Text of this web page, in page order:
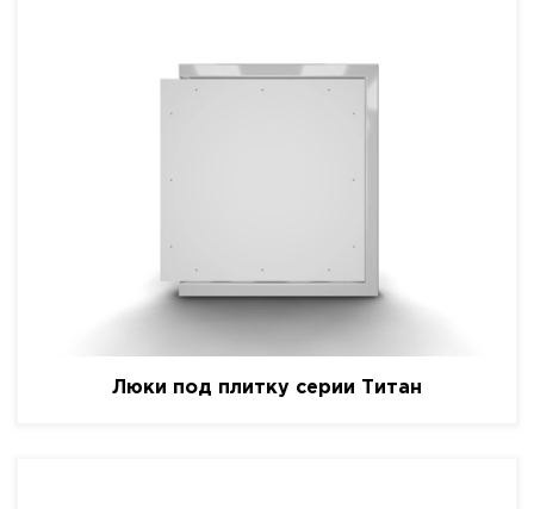
Люки под плитку серии Титан